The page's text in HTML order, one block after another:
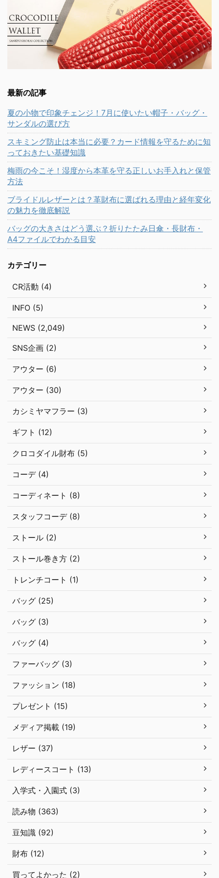
最新の記事
夏の小物で印象チェンジ！7月に使いたい帽子・バッグ・
サンダルの選び方
スキミング防止は本当に必要？カード情報を守るために知
っておきたい基礎知識
梅雨の今こそ！湿度から本革を守る正しいお手入れと保管
方法
ブライドルレザーとは？革財布に選ばれる理由と経年変化
の魅力を徹底解説
バッグの大きさはどう選ぶ？折りたたみ日傘・長財布・
A4ファイルでわかる目安
カテゴリー
CR活動 (4)
INFO (5)
NEWS (2,049)
SNS企画 (2)
アウター (6)
アウター (30)
カシミヤマフラー (3)
ギフト (12)
クロコダイル財布 (5)
コーデ (4)
コーディネート (8)
スタッフコーデ (8)
ストール (2)
ストール巻き方 (2)
トレンチコート (1)
バッグ (25)
バッグ (3)
バッグ (4)
ファーバッグ (3)
ファッション (18)
プレゼント (15)
メディア掲載 (19)
レザー (37)
レディースコート (13)
入学式・入園式 (3)
読み物 (363)
豆知識 (92)
財布 (12)
買ってよかった (2)